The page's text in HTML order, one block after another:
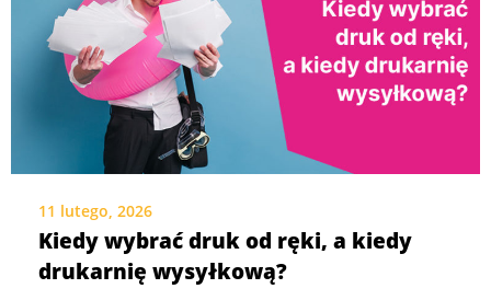
11 lutego, 2026
Kiedy wybrać druk od ręki, a kiedy
drukarnię wysyłkową?